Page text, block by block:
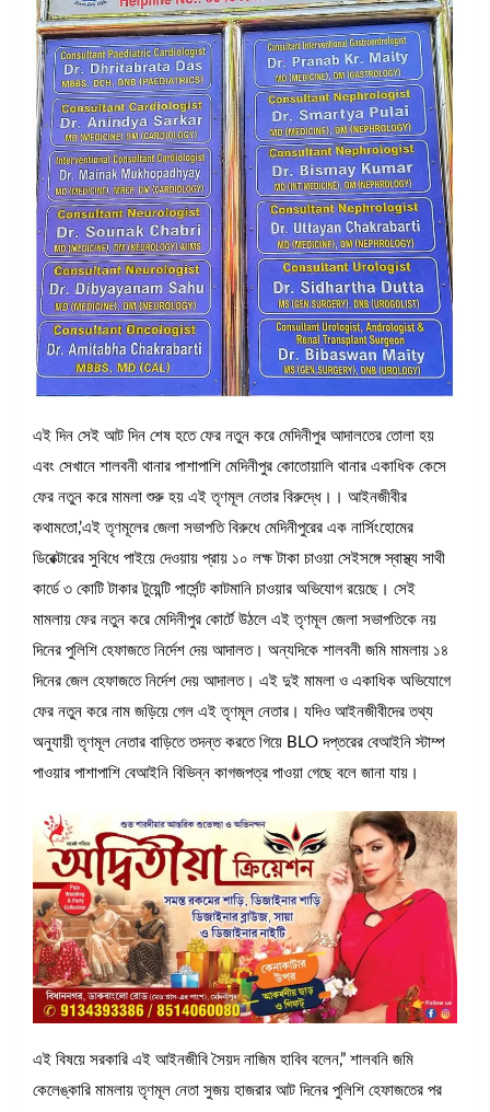
এই দিন সেই আট দিন শেষ হতে ফের নতুন করে মেদিনীপুর আদালতের তোলা হয়
এবং সেখানে শালবনী থানার পাশাপাশি মেদিনীপুর কোতোয়ালি থানার একাধিক কেসে
ফের নতুন করে মামলা শুরু হয় এই তৃণমূল নেতার বিরুদ্ধে।। আইনজীবীর
কথামতো,’এই তৃণমূলের জেলা সভাপতি বিরুধে মেদিনীপুরের এক নার্সিংহোমের
ডিরেক্টারের সুবিধে পাইয়ে দেওয়ায় প্রায় ১০ লক্ষ টাকা চাওয়া সেইসঙ্গে স্বাস্থ্য সাথী
কার্ডে ৩ কোটি টাকার টুয়েন্টি পার্সেন্ট কাটমানি চাওয়ার অভিযোগ রয়েছে। সেই
মামলায় ফের নতুন করে মেদিনীপুর কোর্টে উঠলে এই তৃণমূল জেলা সভাপতিকে নয়
দিনের পুলিশি হেফাজতে নির্দেশ দেয় আদালত। অন্যদিকে শালবনী জমি মামলায় ১৪
দিনের জেল হেফাজতে নির্দেশ দেয় আদালত। এই দুই মামলা ও একাধিক অভিযোগে
ফের নতুন করে নাম জড়িয়ে গেল এই তৃণমূল নেতার। যদিও আইনজীবীদের তথ্য
অনুযায়ী তৃণমূল নেতার বাড়িতে তদন্ত করতে গিয়ে BLO দপ্তরের বেআইনি স্টাম্প
পাওয়ার পাশাপাশি বেআইনি বিভিন্ন কাগজপত্র পাওয়া গেছে বলে জানা যায়।
এই বিষয়ে সরকারি এই আইনজীবি সৈয়দ নাজিম হাবিব বলেন,” শালবনি জমি
কেলেঙ্কারি মামলায় তৃণমূল নেতা সুজয় হাজরার আট দিনের পুলিশি হেফাজতের পর